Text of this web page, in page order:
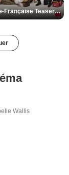
De la Comédie-Française Teaser VF
Wallis